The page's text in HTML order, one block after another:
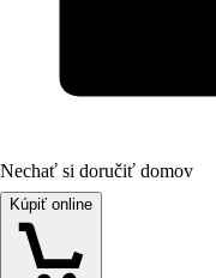
Nechať si doručiť domov
Kúpiť online